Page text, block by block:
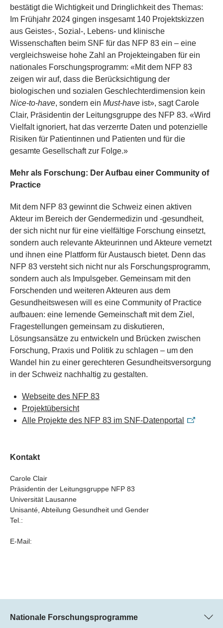
bestätigt die Wichtigkeit und Dringlichkeit des Themas:
Im Frühjahr 2024 gingen insgesamt 140 Projektskizzen
aus Geistes-, Sozial-, Lebens- und klinische
Wissenschaften beim SNF für das NFP 83 ein – eine
vergleichsweise hohe Zahl an Projekteingaben für ein
nationales Forschungsprogramm: «Mit dem NFP 83
zeigen wir auf, dass die Berücksichtigung der
biologischen und sozialen Geschlechterdimension kein
Nice-to-have, sondern ein Must-have ist», sagt Carole
Clair, Präsidentin der Leitungsgruppe des NFP 83. «Wird
Vielfalt ignoriert, hat das verzerrte Daten und potenzielle
Risiken für Patientinnen und Patienten und für die
gesamte Gesellschaft zur Folge.»
Mehr als Forschung: Der Aufbau einer Community of
Practice
Mit dem NFP 83 gewinnt die Schweiz einen aktiven
Akteur im Bereich der Gendermedizin und -gesundheit,
der sich nicht nur für eine vielfältige Forschung einsetzt,
sondern auch relevante Akteurinnen und Akteure vernetzt
und ihnen eine Plattform für Austausch bietet. Denn das
NFP 83 versteht sich nicht nur als Forschungsprogramm,
sondern auch als Impulsgeber. Gemeinsam mit den
Forschenden und weiteren Akteuren aus dem
Gesundheitswesen will es eine Community of Practice
aufbauen: eine lernende Gemeinschaft mit dem Ziel,
Fragestellungen gemeinsam zu diskutieren,
Lösungsansätze zu entwickeln und Brücken zwischen
Forschung, Praxis und Politik zu schlagen – um den
Wandel hin zu einer gerechteren Gesundheitsversorgung
in der Schweiz nachhaltig zu gestalten.
Webseite des NFP 83
Projektübersicht
Alle Projekte des NFP 83 im SNF-Datenportal
Kontakt
Carole Clair
Präsidentin der Leitungsgruppe NFP 83
Universität Lausanne
Unisanté, Abteilung Gesundheit und Gender
Tel.:
E-Mail:
Nationale Forschungsprogramme